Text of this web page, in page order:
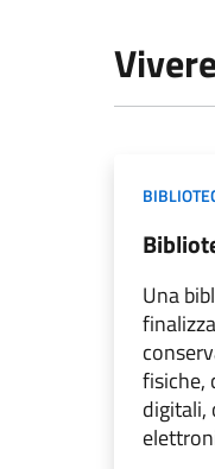
Una
fisiche,
digitali,